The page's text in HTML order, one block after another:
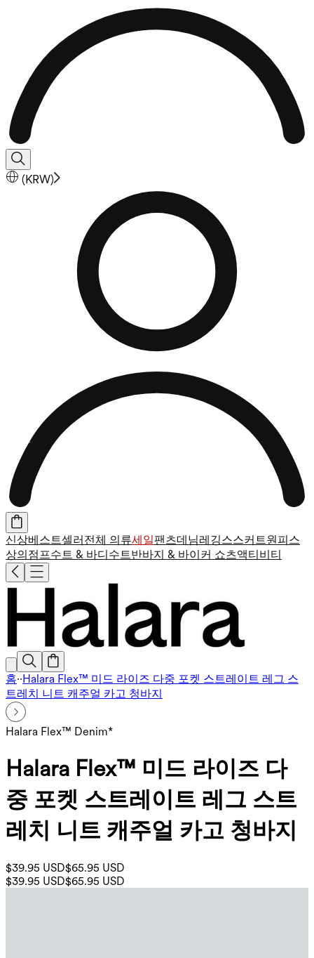
(KRW)
신상베스트셀러 전체 의류세일팬츠데님레깅스스커트원피스
상의 점프수트 & 바디수트반바지 & 바이커 쇼츠액티비티
홈··Halara Flex™ 미드 라이즈 다중 포켓 스트레이트 레그 스
트레치 니트 캐주얼 카고 청바지
Halara Flex™ Denim*
Halara Flex™ 미드 라이즈 다
중 포켓 스트레이트 레그 스트
레치 니트 캐주얼 카고 청바지
$39.95 USD$65.95 USD
$39.95 USD$65.95 USD